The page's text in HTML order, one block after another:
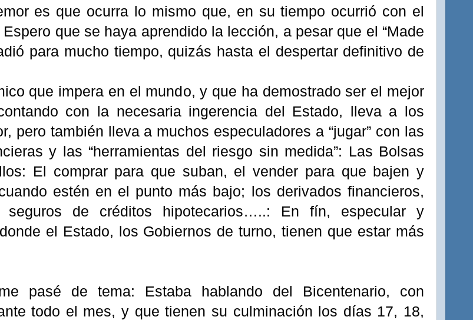
es que ocurra lo mismo que, en su tiempo ocurrió con el
que se haya aprendido la lección, a pesar que el “Made
para mucho tiempo, quizás hasta el despertar definitivo de
que impera en el mundo, y que ha demostrado ser el mejor
con la necesaria ingerencia del Estado, lleva a los
pero también lleva a muchos especuladores a “jugar” con las
y las “herramientas del riesgo sin medida”: Las Bolsas
El comprar para que suban, el vender para que bajen y
estén en el punto más bajo; los derivados financieros,
seguros de créditos hipotecarios…..: En fín, especular y
el Estado, los Gobiernos de turno, tienen que estar más
pasé de tema: Estaba hablando del Bicentenario, con
todo el mes, y que tienen su culminación los días 17, 18,